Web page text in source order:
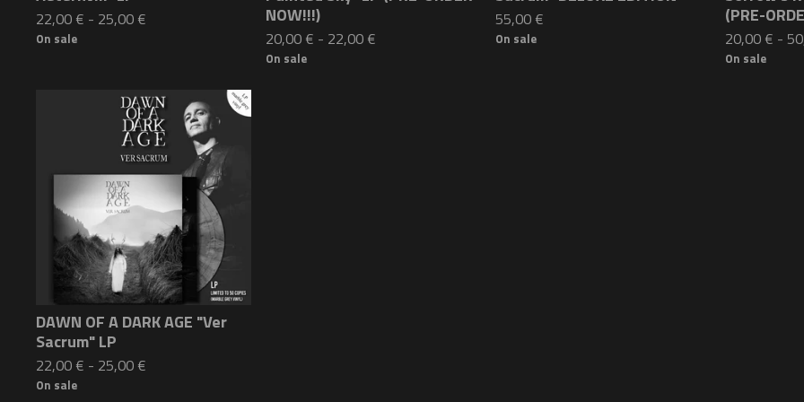
22,00 € - 25,00 €
On sale
NOW!!!)
20,00 € - 22,00 €
On sale
55,00 €
On sale
(PRE-
20,00 € -
On sale
DAWN OF A DARK AGE "Ver
Sacrum" LP
22,00 € - 25,00 €
On sale